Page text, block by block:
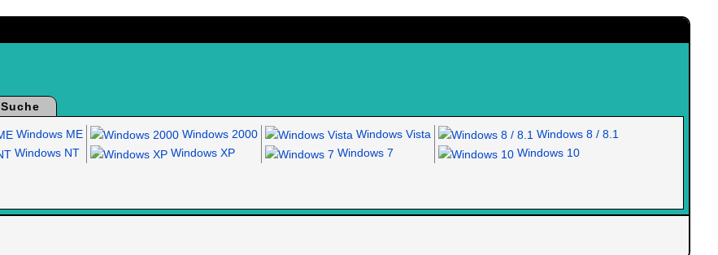
Suche
Windows ME
Windows NT
Windows 2000
Windows XP
Windows Vista
Windows 7
Windows 8 / 8.1
Windows 10